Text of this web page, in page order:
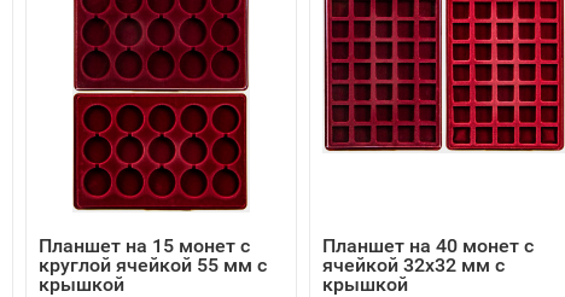
Планшет на 15 монет с
круглой ячейкой 55 мм с
крышкой
Планшет на 40 монет с
ячейкой 32х32 мм с
крышкой